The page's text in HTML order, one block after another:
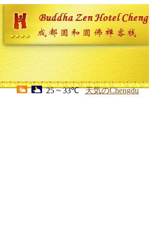
25 ~ 33℃ 天気のChengdu